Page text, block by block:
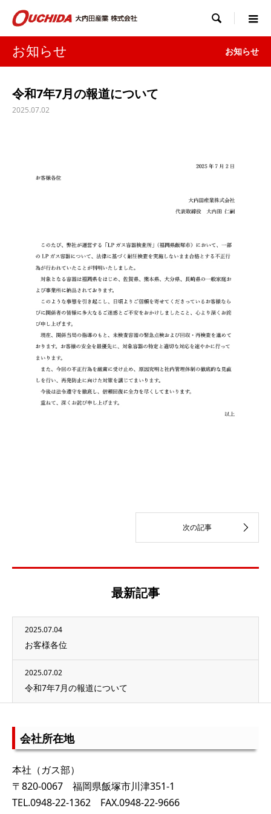

お知らせ お知らせ
令和7年7月の報道について
2025.07.02
最新記事
2025.07.04
お客様各位
2025.07.02
令和7年7月の報道について
会社所在地
本社（ガス部）
〒820-0067 福岡県飯塚市川津351-1
TEL.0948-22-1362 FAX.0948-22-9666